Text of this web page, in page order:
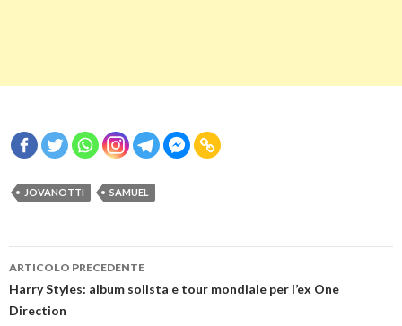
JOVANOTTI SAMUEL
Navigazione
articolo
ARTICOLO PRECEDENTE
Harry Styles: album solista e tour mondiale per l’ex One
Direction